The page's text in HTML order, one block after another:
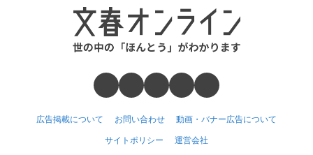
広告掲載について お問い合わせ 動画・バナー広告について
サイトポリシー 運営会社